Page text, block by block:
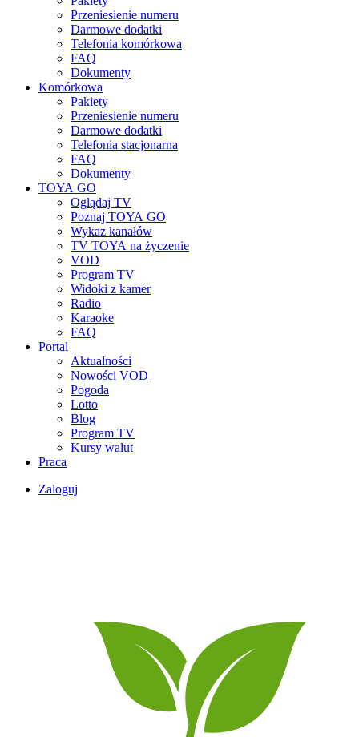
Przeniesienie numeru
Darmowe dodatki
Telefonia komórkowa
FAQ
Dokumenty
Komórkowa
Pakiety
Przeniesienie numeru
Darmowe dodatki
Telefonia stacjonarna
FAQ
Dokumenty
TOYA GO
Oglądaj TV
Poznaj TOYA GO
Wykaz kanałów
TV TOYA na życzenie
VOD
Program TV
Widoki z kamer
Radio
Karaoke
FAQ
Portal
Aktualności
Nowości VOD
Pogoda
Lotto
Blog
Program TV
Kursy walut
Praca
Zaloguj